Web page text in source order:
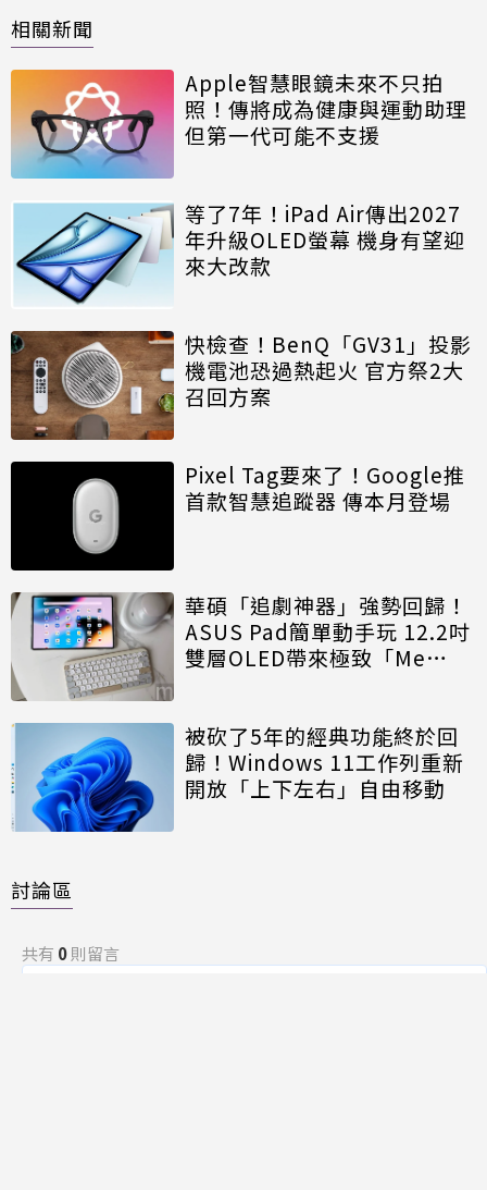
相關新聞
Apple智慧眼鏡未來不只拍
照！傳將成為健康與運動助理
但第一代可能不支援
等了7年！iPad Air傳出2027
年升級OLED螢幕 機身有望迎
來大改款
快檢查！BenQ「GV31」投影
機電池恐過熱起火 官方祭2大
召回方案
Pixel Tag要來了！Google推
首款智慧追蹤器 傳本月登場
華碩「追劇神器」強勢回歸！
ASUS Pad簡單動手玩 12.2吋
雙層OLED帶來極致「Me
被砍了5年的經典功能終於回
歸！Windows 11工作列重新
開放「上下左右」自由移動
討論區
共有 0則留言